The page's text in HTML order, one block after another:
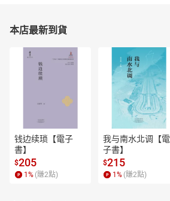
本店最新到貨
钱边续琐【電子
書】
$205
1 % (賺2點)
我与南水北调【電
子書】
$215
1 % (賺2點)